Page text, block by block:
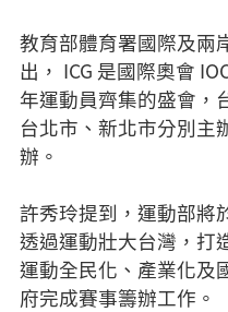
教育部體育署國際及兩
出， ICG 是國際奧會
年運動員齊集的盛會，
台北市、新北市分別主
辦。
許秀玲提到，運動部將
透過運動壯大台灣，打
運動全民化、產業化及
府完成賽事籌辦工作。